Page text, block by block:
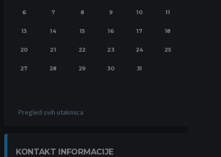
6 7 8 9 10 11
13 14 15 16 17 18
20 21 22 23 24 25
27 28 29 30 31
Pregled svih utakmica
KONTAKT INFORMACIJE